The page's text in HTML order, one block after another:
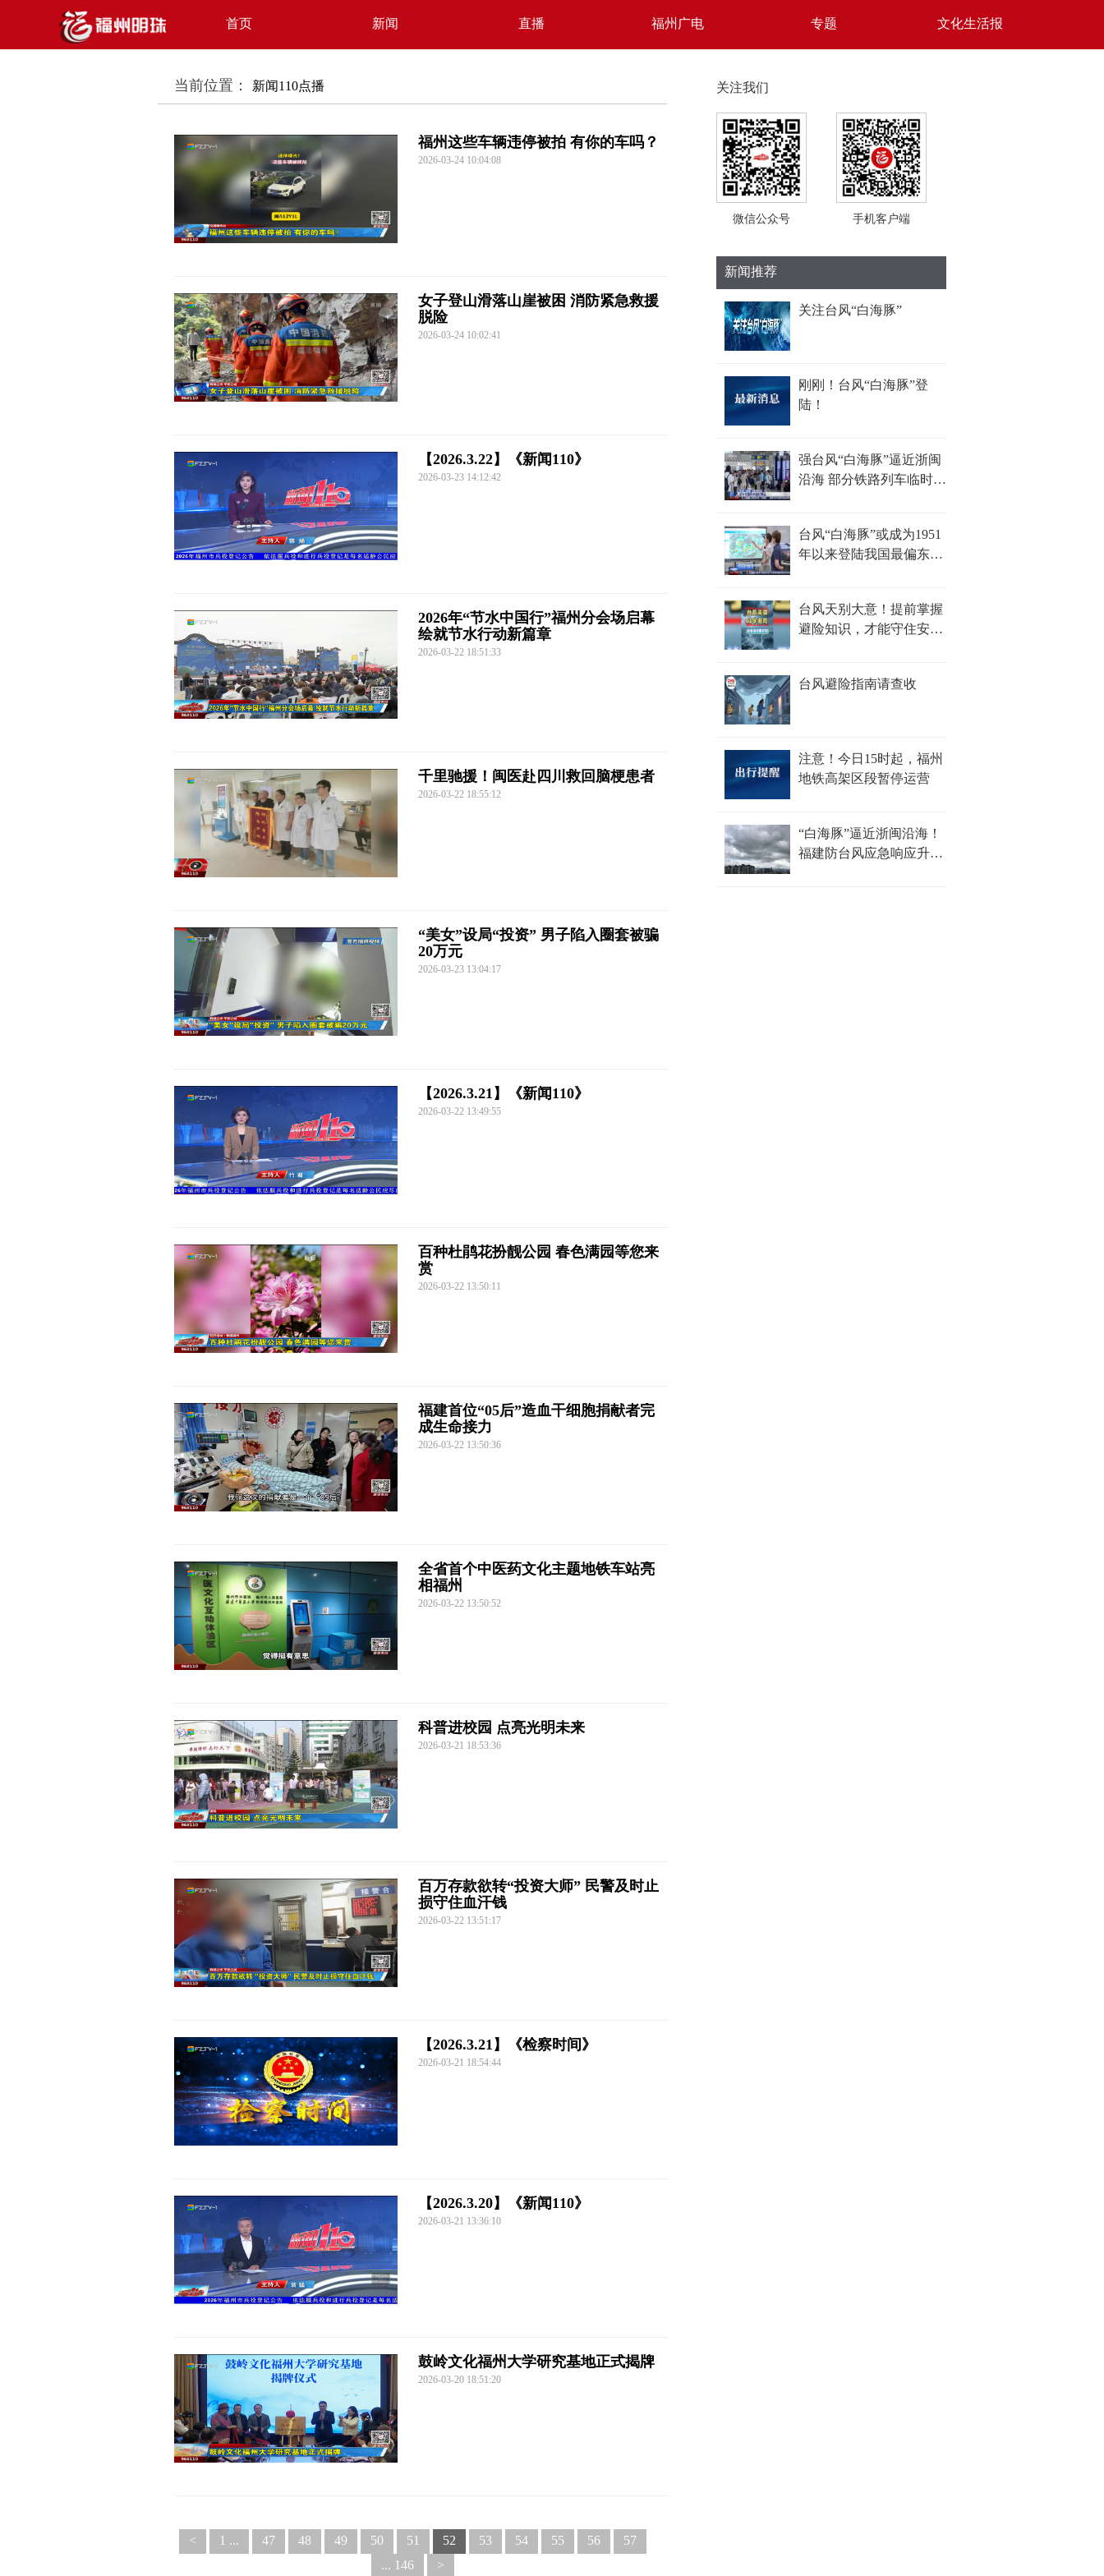
首页 新闻 直播 福州广电 专题 文化生活报
当前位置： 新闻110点播
福州这些车辆违停被拍 有你的车吗？
2026-03-24 10:04:08
女子登山滑落山崖被困 消防紧急救援
脱险
2026-03-24 10:02:41
【2026.3.22】《新闻110》
2026-03-23 14:12:42
2026年“节水中国行”福州分会场启幕
绘就节水行动新篇章
2026-03-22 18:51:33
千里驰援！闽医赴四川救回脑梗患者
2026-03-22 18:55:12
“美女”设局“投资” 男子陷入圈套被骗
20万元
2026-03-23 13:04:17
【2026.3.21】《新闻110》
2026-03-22 13:49:55
百种杜鹃花扮靓公园 春色满园等您来
赏
2026-03-22 13:50:11
福建首位“05后”造血干细胞捐献者完
成生命接力
2026-03-22 13:50:36
全省首个中医药文化主题地铁车站亮
相福州
2026-03-22 13:50:52
科普进校园 点亮光明未来
2026-03-21 18:53:36
百万存款欲转“投资大师” 民警及时止
损守住血汗钱
2026-03-22 13:51:17
【2026.3.21】《检察时间》
2026-03-21 18:54:44
【2026.3.20】《新闻110》
2026-03-21 13:36:10
鼓岭文化福州大学研究基地正式揭牌
2026-03-20 18:51:20
< 1 ... 47 48 49 50 51 52 53 54 55 56
57
... 146
>
关注我们
微信公众号 手机客户端
新闻推荐
关注台风“白海豚”
刚刚！台风“白海豚”登
陆！
强台风“白海豚”逼近浙闽
沿海 部分铁路列车临时停
台风“白海豚”或成为1951
年以来登陆我国最偏东的
台风天别大意！提前掌握
避险知识，才能守住安全
台风避险指南请查收
注意！今日15时起，福州
地铁高架区段暂停运营
“白海豚”逼近浙闽沿海！
福建防台风应急响应升至